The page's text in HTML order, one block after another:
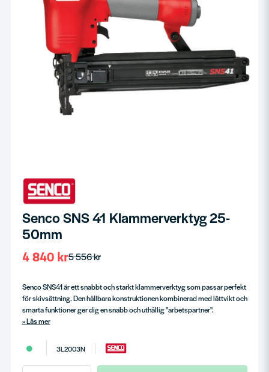
Senco SNS 41 Klammerverktyg 25-
50mm
5 556 kr
4 840 kr
Senco SNS41 är ett snabbt och starkt klammerverktyg som passar perfekt
för skivsättning. Den hållbara konstruktionen kombinerad med lättvikt och
smarta funktioner ger dig en snabb och uthållig "arbetspartner".
Läs mer
3L2003N